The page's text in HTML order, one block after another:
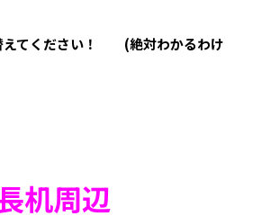
えてください！ (絶対わかるわけ
机周辺